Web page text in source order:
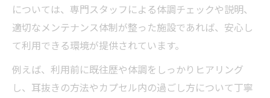
については、専門スタッフによる体調チェックや説明、
適切なメンテナンス体制が整った施設であれば、安心し
て利用できる環境が提供されています。
例えば、利用前に既往歴や体調をしっかりヒアリング
し、耳抜きの方法やカプセル内の過ごし方について丁寧